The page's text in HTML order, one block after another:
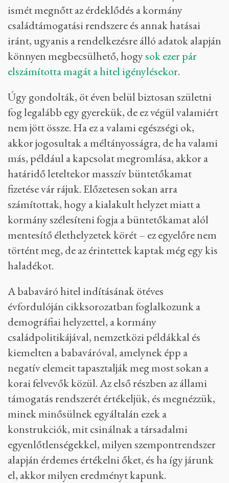
ismét megnőtt az érdeklődés a kormány
családtámogatási rendszere és annak hatásai
iránt, ugyanis a rendelkezésre álló adatok alapján
könnyen megbecsülhető, hogysok ezer pár
elszámította magát a hitel igénylésekor.
Úgy gondolták, öt éven belül biztosan születni
fog legalább egy gyerekük, de ez végül valamiért
nem jött össze. Ha ez a valami egészségi ok,
akkor jogosultak a méltányosságra, de ha valami
más, például a kapcsolat megromlása, akkor a
határidő leteltekor masszív büntetőkamat
fizetése vár rájuk. Előzetesen sokan arra
számítottak, hogy a kialakult helyzet miatt a
kormány szélesíteni fogja a büntetőkamat alól
mentesítő élethelyzetek körét – ez egyelőre nem
történt meg, de az érintettek kaptak még egy kis
haladékot.
A babaváró hitel indításának ötéves
évfordulóján cikksorozatban foglalkozunk a
demográfiai helyzettel, a kormány
családpolitikájával, nemzetközi példákkal és
kiemelten a babaváróval, amelynek épp a
negatív elemeit tapasztalják meg most sokan a
korai felvevők közül. Az első részben az állami
támogatás rendszerét értékeljük, és megnézzük,
minek minősülnek egyáltalán ezek a
konstrukciók, mit csinálnak a társadalmi
egyenlőtlenségekkel, milyen szempontrendszer
alapján érdemes értékelni őket, és ha így járunk
el, akkor milyen eredményt kapunk.